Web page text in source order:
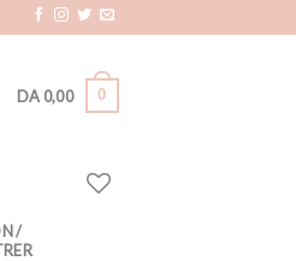
DA 0,00 0
/